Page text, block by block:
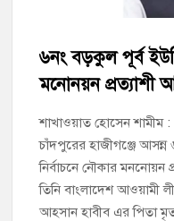
চাঁদপুর পৌর বিএনপির উপদেষ্টা
হাইমচরের হালিম চত্বরের
মঞ্চে নয়, নেতাকর্মীদের
এহসানুল হক মিলন
চাঁদপুর জেলা বিএনপির
মৃত্যুতে স্মরণ সভা ও দোয়া
৬নং বড়কুল পূর্ব
মনোনয়ন প্রত্যাশী
শাখাওয়াত হোসেন শামীম :
চাঁদপুরের হাজীগঞ্জে
নির্বাচনে নৌকার মননোয়ন
তিনি বাংলাদেশ আওয়ামী
আহসান হাবীব এর পিতা